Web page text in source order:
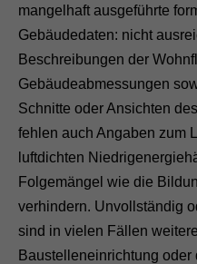
mangelhaft ausgeführte
Gebäudedaten: nicht
Beschreibungen der
Gebäudeabmessungen
Schnitte oder Ansichten
fehlen auch Angaben zum
luftdichten
Folgemängel wie die
verhindern. Unvollständig
sind in vielen Fällen
Baustelleneinrichtung oder